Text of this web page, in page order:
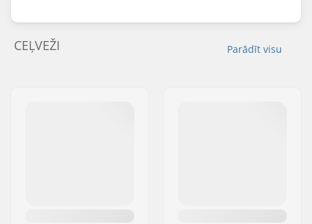
Parādīt visu
CEĻVEŽI